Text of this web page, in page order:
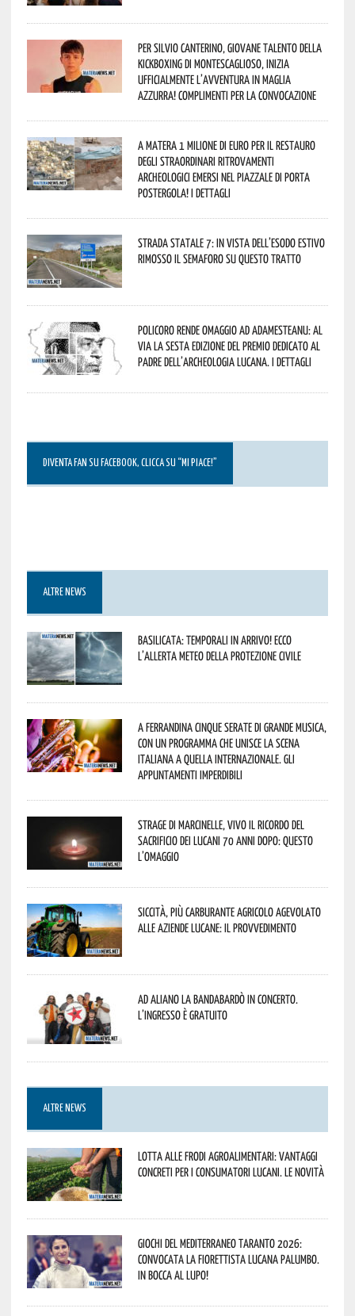
Per Silvio Canterino, giovane talento della
kickboxing di Montescaglioso, inizia
ufficialmente l’avventura in maglia
azzurra! Complimenti per la convocazione
A Matera 1 milione di euro per il restauro
degli straordinari ritrovamenti
archeologici emersi nel piazzale di Porta
Postergola! I dettagli
Strada statale 7: in vista dell’esodo estivo
rimosso il semaforo su questo tratto
Policoro rende omaggio ad Adamesteanu: al
via la sesta edizione del Premio dedicato al
padre dell’archeologia lucana. I dettagli
DIVENTA FAN SU FACEBOOK, CLICCA SU “MI PIACE!”
ALTRE NEWS
Basilicata: temporali in arrivo! Ecco
l’allerta meteo della Protezione civile
A Ferrandina cinque serate di grande musica,
con un programma che unisce la scena
italiana a quella internazionale. Gli
appuntamenti imperdibili
Strage di Marcinelle, vivo il ricordo del
sacrificio dei lucani 70 anni dopo: questo
l’omaggio
Siccità, più carburante agricolo agevolato
alle aziende lucane: il provvedimento
Ad Aliano la Bandabardò in concerto.
L’ingresso è gratuito
ALTRE NEWS
Lotta alle frodi agroalimentari: vantaggi
concreti per i consumatori lucani. Le novità
Giochi del Mediterraneo Taranto 2026:
convocata la fiorettista lucana Palumbo.
In bocca al lupo!